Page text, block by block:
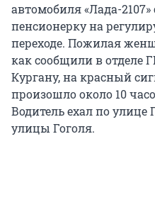
автомобиля «Лада-
пенсионерку на
переходе. Пожилая
как сообщили в отделе
Кургану, на красный
произошло около 10
Водитель ехал по
улицы Гоголя.